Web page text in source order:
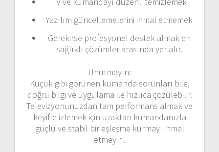
Yazılım güncellemelerini ihmal etmemek
Gerekirse profesyonel destek almak en
sağlıklı çözümler arasında yer alır.
Unutmayın:
Küçük gibi görünen kumanda sorunları bile,
doğru bilgi ve uygulama ile hızlıca çözülebilir.
Televizyonunuzdan tam performans almak ve
keyifle izlemek için uzaktan kumandanızla
güçlü ve stabil bir eşleşme kurmayı ihmal
etmeyin!